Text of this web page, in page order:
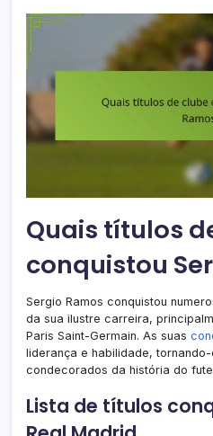
Quais títulos
conquistou
Sergio Ramos conquistou
da sua ilustre carreira,
Paris Saint-Germain. As suas
liderança e habilidade,
condecorados da história do
Lista de títulos